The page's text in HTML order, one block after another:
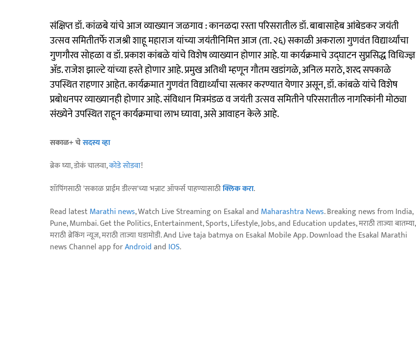
संक्षिप्त डॉ. कांळबे यांचे आज व्याख्यान जळगाव : कानळदा रस्ता परिसरातील डॉ. बाबासाहेब आंबेडकर जयंती
उत्सव समितीतर्फे राजश्री शाहू महाराज यांच्या जयंतीनिमित्त आज (ता. २६) सकाळी अकराला गुणवंत विद्यार्थ्यांचा
गुणगौरव सोहळा व डॉ. प्रकाश कांबळे यांचे विशेष व्याख्यान होणार आहे. या कार्यक्रमाचे उद्घाटन सुप्रसिद्ध विधिज्ज्ञ
ॲड. राजेश झाल्टे यांच्या हस्ते होणार आहे. प्रमुख अतिथी म्हणून गौतम खडांगळे, अनिल मराठे, शरद सपकाळे
उपस्थित राहणार आहेत. कार्यक्रमात गुणवंत विद्यार्थ्यांचा सत्कार करण्यात येणार असून, डॉ. कांबळे यांचे विशेष
प्रबोधनपर व्याख्यानही होणार आहे. संविधान मित्रमंडळ व जयंती उत्सव समितीने परिसरातील नागरिकांनी मोठ्या
संख्येने उपस्थित राहून कार्यक्रमाचा लाभ घ्यावा, असे आवाहन केले आहे.
सकाळ+ चेसदस्य व्हा
ब्रेक घ्या, डोकं चालवा,कोडे सोडवा!
शॉपिंगसाठी 'सकाळ प्राईम डील्स'च्या भन्नाट ऑफर्स पाहण्यासाठीक्लिक करा.
Read latestMarathi news, Watch Live Streaming on Esakal and Maharashtra News. Breaking news from India,
Pune, Mumbai. Get the Politics, Entertainment, Sports, Lifestyle, Jobs, and Education updates, मराठी ताज्या बातम्या,
मराठी ब्रेकिंग न्यूज, मराठी ताज्या घडामोडी. And Live taja batmya on Esakal Mobile App. Download the Esakal Marathi
news Channel app forAndroidand IOS.